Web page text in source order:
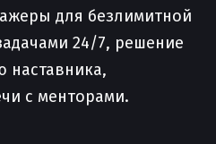
для безлимитной
24/7, решение
наставника,
с менторами.